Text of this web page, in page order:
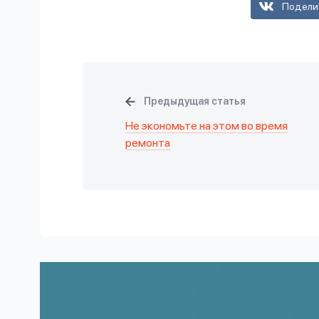
Предыдущая статья
Не экономьте на этом во время
ремонта